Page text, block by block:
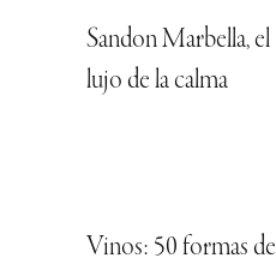
Sandon Marbella, el
lujo de la calma
Vinos: 50 formas de